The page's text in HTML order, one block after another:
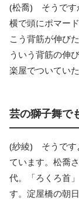
(松喬) そうです
横で頭にポマー
こう背筋が伸び
ういう背筋の伸
楽屋でついてい
芸の獅子舞で
(紗綾) そうです
ています。松喬
代。「ろくろ首
す。淀屋橋の朝